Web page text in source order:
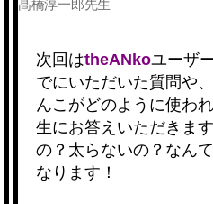
髙橋淳一郎先生
次回はtheANkoユーザ
でにいただいた質問や
んこがどのように使わ
生にお答えいただきま
の？太らないの？なん
なります！